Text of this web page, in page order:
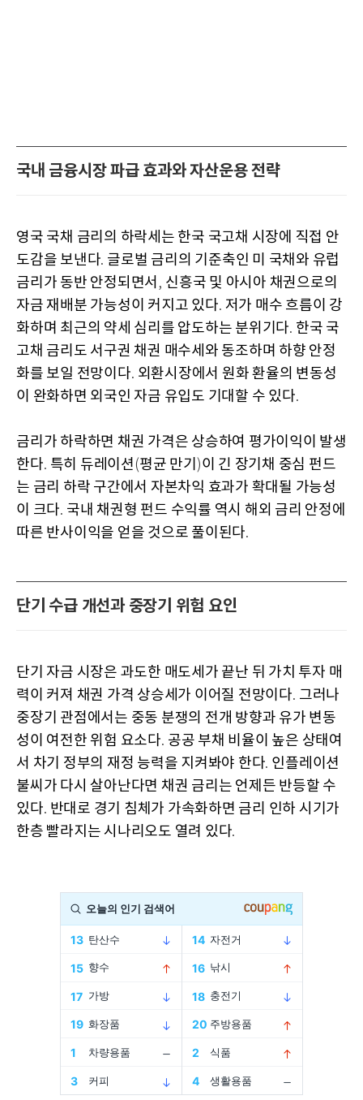
국내 금융시장 파급 효과와 자산운용 전략
영국 국채 금리의 하락세는 한국 국고채 시장에 직접 안
도감을 보낸다. 글로벌 금리의 기준축인 미 국채와 유럽
금리가 동반 안정되면서 , 신흥국 및 아시아 채권으로의
자금 재배분 가능성이 커지고 있다. 저가 매수 흐름이 강
화하며 최근의 약세 심리를 압도하는 분위기다. 한국 국
고채 금리도 서구권 채권 매수세와 동조하며 하향 안정
화를 보일 전망이다. 외환시장에서 원화 환율의 변동성
이 완화하면 외국인 자금 유입도 기대할 수 있다.
금리가 하락하면 채권 가격은 상승하여 평가이익이 발생
한다. 특히 듀레이션 (평균 만기 )이 긴 장기채 중심 펀드
는 금리 하락 구간에서 자본차익 효과가 확대될 가능성
이 크다. 국내 채권형 펀드 수익률 역시 해외 금리 안정에
따른 반사이익을 얻을 것으로 풀이된다.
단기 수급 개선과 중장기 위험 요인
단기 자금 시장은 과도한 매도세가 끝난 뒤 가치 투자 매
력이 커져 채권 가격 상승세가 이어질 전망이다. 그러나
중장기 관점에서는 중동 분쟁의 전개 방향과 유가 변동
성이 여전한 위험 요소다. 공공 부채 비율이 높은 상태여
서 차기 정부의 재정 능력을 지켜봐야 한다. 인플레이션
불씨가 다시 살아난다면 채권 금리는 언제든 반등할 수
있다. 반대로 경기 침체가 가속화하면 금리 인하 시기가
한층 빨라지는 시나리오도 열려 있다.